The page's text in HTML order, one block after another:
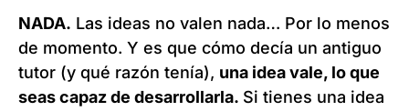
NADA. Las ideas no valen nada… Por lo menos
de momento. Y es que cómo decía un antiguo
tutor (y qué razón tenía), una idea vale, lo que
seas capaz de desarrollarla. Si tienes una idea